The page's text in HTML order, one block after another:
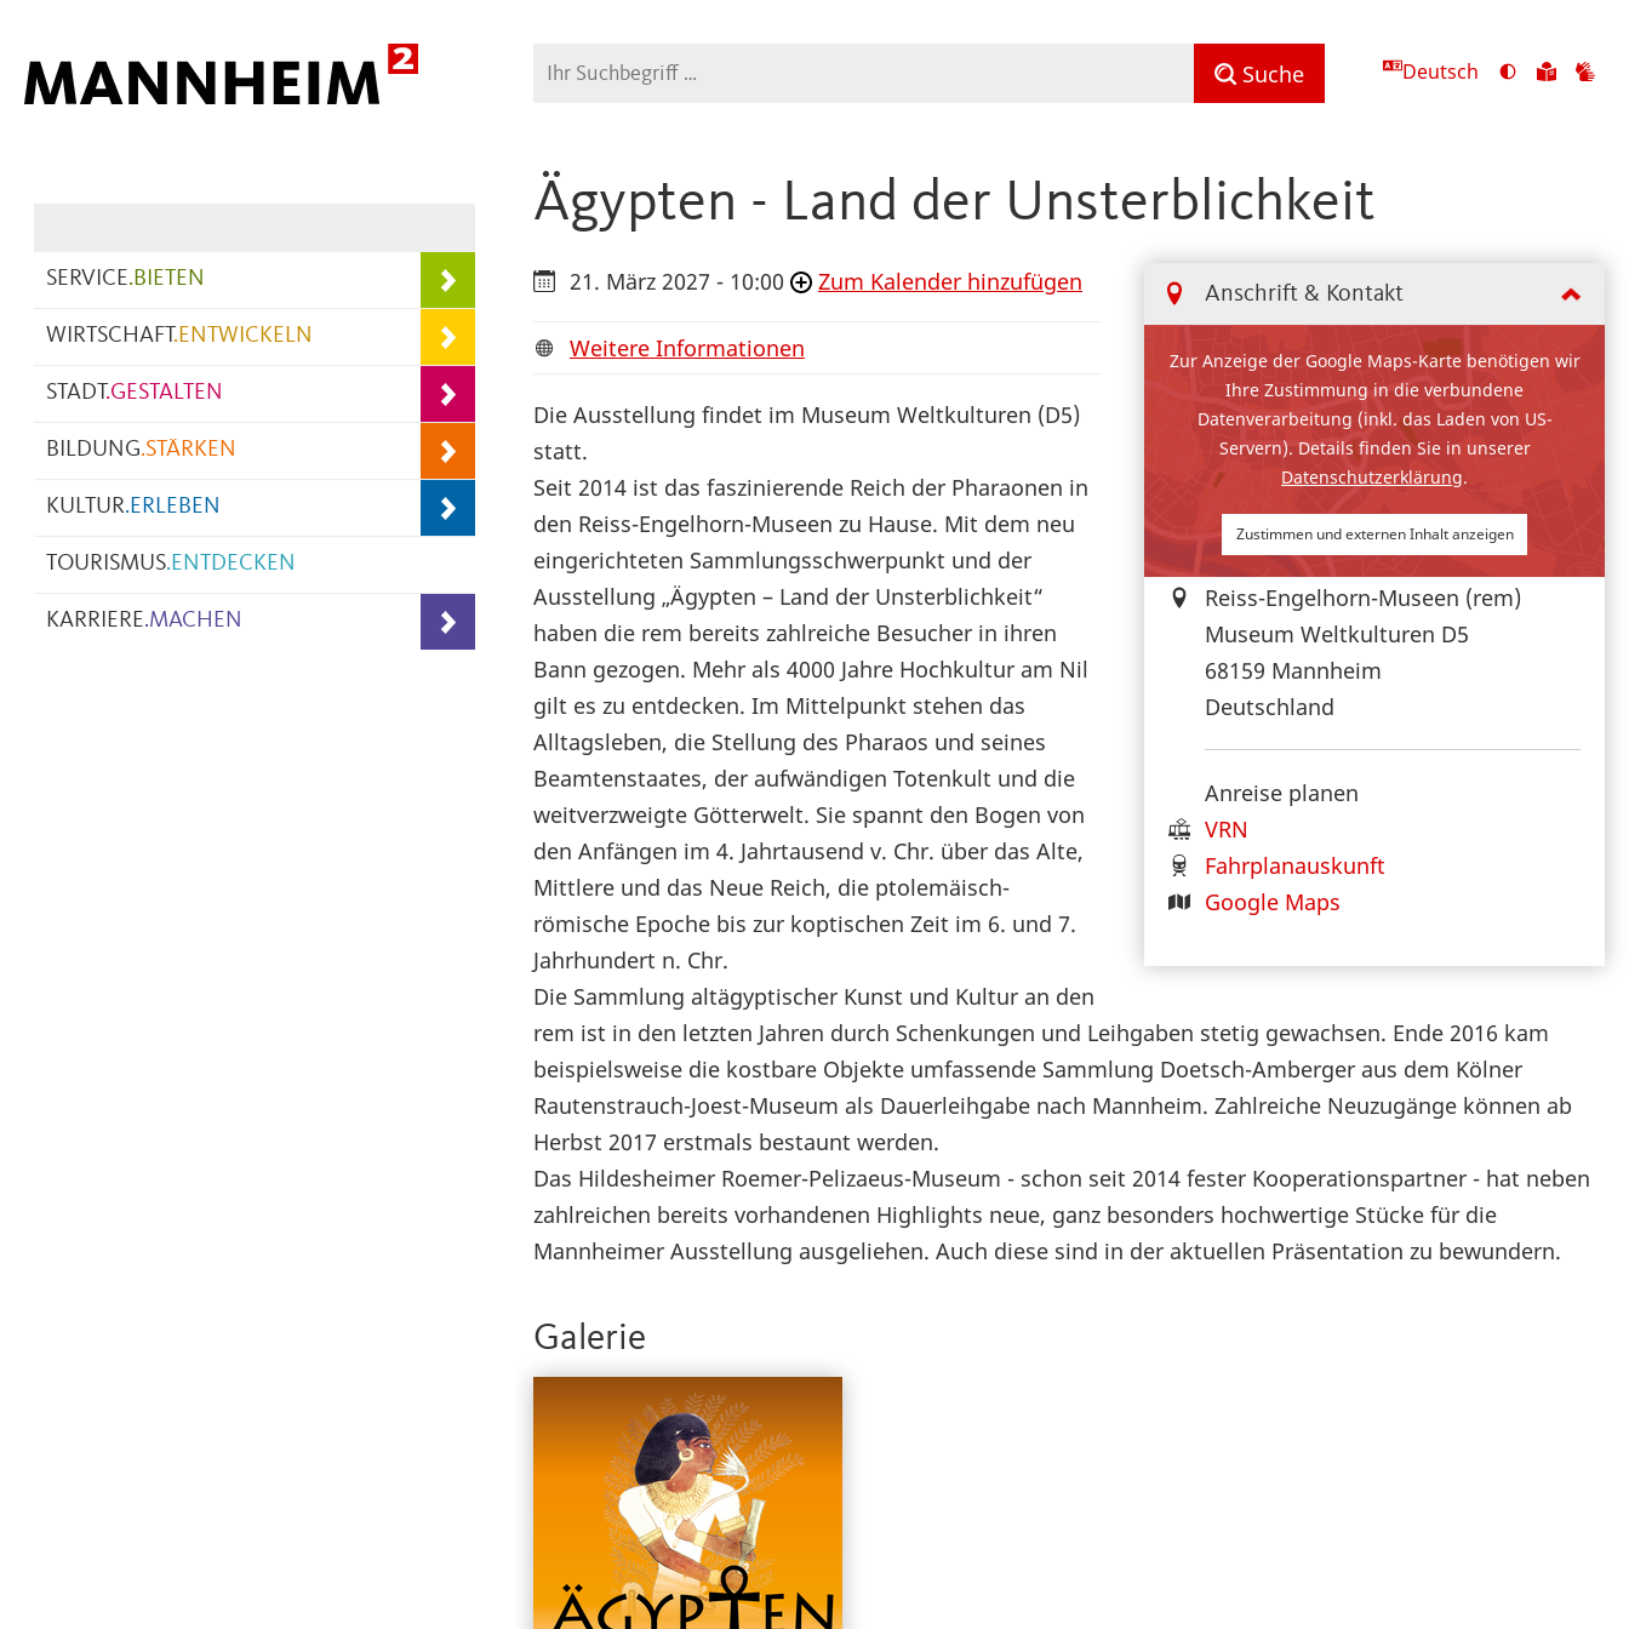
Suche Suche Deutsch
Ansicht
Zu
SERVICE.BIETEN
WIRTSCHAFT.ENTWICKELN
STADT.GESTALTEN
BILDUNG.STÄRKEN
KULTUR.ERLEBEN
TOURISMUS.ENTDECKEN
KARRIERE.MACHEN
Ägypten - Land der Unsterblichkeit
Anschrift & Kontakt
Zur Anzeige der Google Maps-Karte benötigen wir
Ihre Zustimmung in die verbundene
Datenverarbeitung (inkl. das Laden von US-
Servern). Details finden Sie in unserer
Datenschutzerklärung.
Zustimmen und externen Inhalt anzeigen
Reiss-Engelhorn-Museen (rem)
Museum Weltkulturen D5
68159 Mannheim
Deutschland
Anreise planen
VRN
Fahrplanauskunft
Google Maps
21. März 2027 - 10:00 Zum Kalender hinzufügen
Weitere Informationen
Die Ausstellung findet im Museum Weltkulturen (D5)
statt.
Seit 2014 ist das faszinierende Reich der Pharaonen in
den Reiss-Engelhorn-Museen zu Hause. Mit dem neu
eingerichteten Sammlungsschwerpunkt und der
Ausstellung „Ägypten – Land der Unsterblichkeit“
haben die rem bereits zahlreiche Besucher in ihren
Bann gezogen. Mehr als 4000 Jahre Hochkultur am Nil
gilt es zu entdecken. Im Mittelpunkt stehen das
Alltagsleben, die Stellung des Pharaos und seines
Beamtenstaates, der aufwändigen Totenkult und die
weitverzweigte Götterwelt. Sie spannt den Bogen von
den Anfängen im 4. Jahrtausend v. Chr. über das Alte,
Mittlere und das Neue Reich, die ptolemäisch-
römische Epoche bis zur koptischen Zeit im 6. und 7.
Jahrhundert n. Chr.
Die Sammlung altägyptischer Kunst und Kultur an den
rem ist in den letzten Jahren durch Schenkungen und Leihgaben stetig gewachsen. Ende 2016 kam
beispielsweise die kostbare Objekte umfassende Sammlung Doetsch-Amberger aus dem Kölner
Rautenstrauch-Joest-Museum als Dauerleihgabe nach Mannheim. Zahlreiche Neuzugänge können ab
Herbst 2017 erstmals bestaunt werden.
Das Hildesheimer Roemer-Pelizaeus-Museum - schon seit 2014 fester Kooperationspartner - hat neben
zahlreichen bereits vorhandenen Highlights neue, ganz besonders hochwertige Stücke für die
Mannheimer Ausstellung ausgeliehen. Auch diese sind in der aktuellen Präsentation zu bewundern.
Galerie